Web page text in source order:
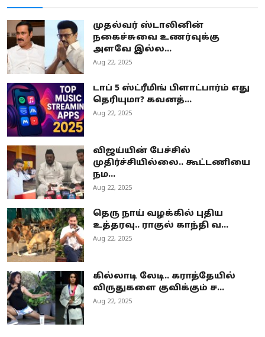
முதல்வர் ஸ்டாலினின்
நகைச்சுவை உணர்வுக்கு
அளவே இல்ல...
Aug 22, 2025
டாப் 5 ஸ்ட்ரீமிங் பிளாட்பார்ம் எது
தெரியுமா? கவனத்...
Aug 22, 2025
விஜய்யின் பேச்சில்
முதிர்ச்சியில்லை.. கூட்டணியை
நம...
Aug 22, 2025
தெரு நாய் வழக்கில் புதிய
உத்தரவு.. ராகுல் காந்தி வ...
Aug 22, 2025
கில்லாடி லேடி.. கராத்தேயில்
விருதுகளை குவிக்கும் ச...
Aug 22, 2025